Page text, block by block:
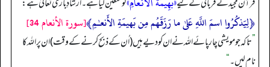
﴿لِيَذكُرُوا اسمَ اللَّهِ عَلىٰ ما رَزَقَهُم مِن بَهيمَةِ الأَنعـٰمِ﴾[سورة الأنعام 34]
”تاکہ جو مویشی چار پائے اللہ نے ان کو دیے ہیں (اُن کے ذبح کرنے کے وقت) ان پر اللہ کا
نام لیں۔“